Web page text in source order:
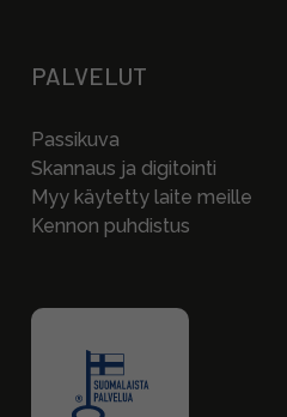
PALVELUT
Passikuva
Skannaus ja digitointi
Myy käytetty laite meille
Kennon puhdistus